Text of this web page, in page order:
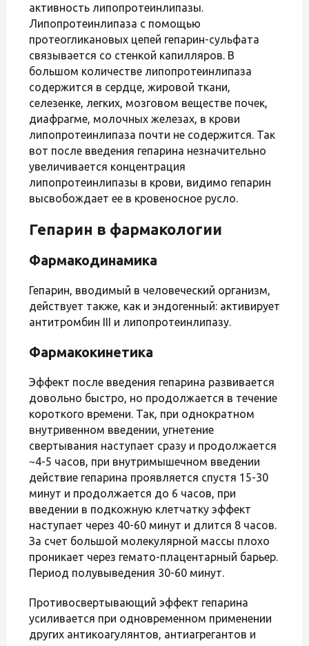
активность липопротеинлипазы.
Липопротеинлипаза с помощью
протеогликановых цепей гепарин-сульфата
связывается со стенкой капилляров. В
большом количестве липопротеинлипаза
содержится в сердце, жировой ткани,
селезенке, легких, мозговом веществе почек,
диафрагме, молочных железах, в крови
липопротеинлипаза почти не содержится. Так
вот после введения гепарина незначительно
увеличивается концентрация
липопротеинлипазы в крови, видимо гепарин
высвобождает ее в кровеносное русло.
Гепарин в фармакологии
Фармакодинамика
Гепарин, вводимый в человеческий организм,
действует также, как и эндогенный: активирует
антитромбин III и липопротеинлипазу.
Фармакокинетика
Эффект после введения гепарина развивается
довольно быстро, но продолжается в течение
короткого времени. Так, при однократном
внутривенном введении, угнетение
свертывания наступает сразу и продолжается
~4-5 часов, при внутримышечном введении
действие гепарина проявляется спустя 15-30
минут и продолжается до 6 часов, при
введении в подкожную клетчатку эффект
наступает через 40-60 минут и длится 8 часов.
За счет большой молекулярной массы плохо
проникает через гемато-плацентарный барьер.
Период полувыведения 30-60 минут.
Противосвертывающий эффект гепарина
усиливается при одновременном применении
других антикоагулянтов, антиагрегантов и